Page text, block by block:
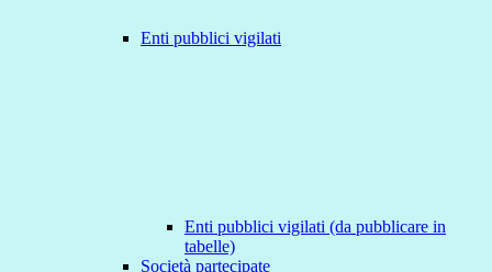
Enti pubblici vigilati
Enti pubblici vigilati (da pubblicare in
tabelle)
Società partecipate